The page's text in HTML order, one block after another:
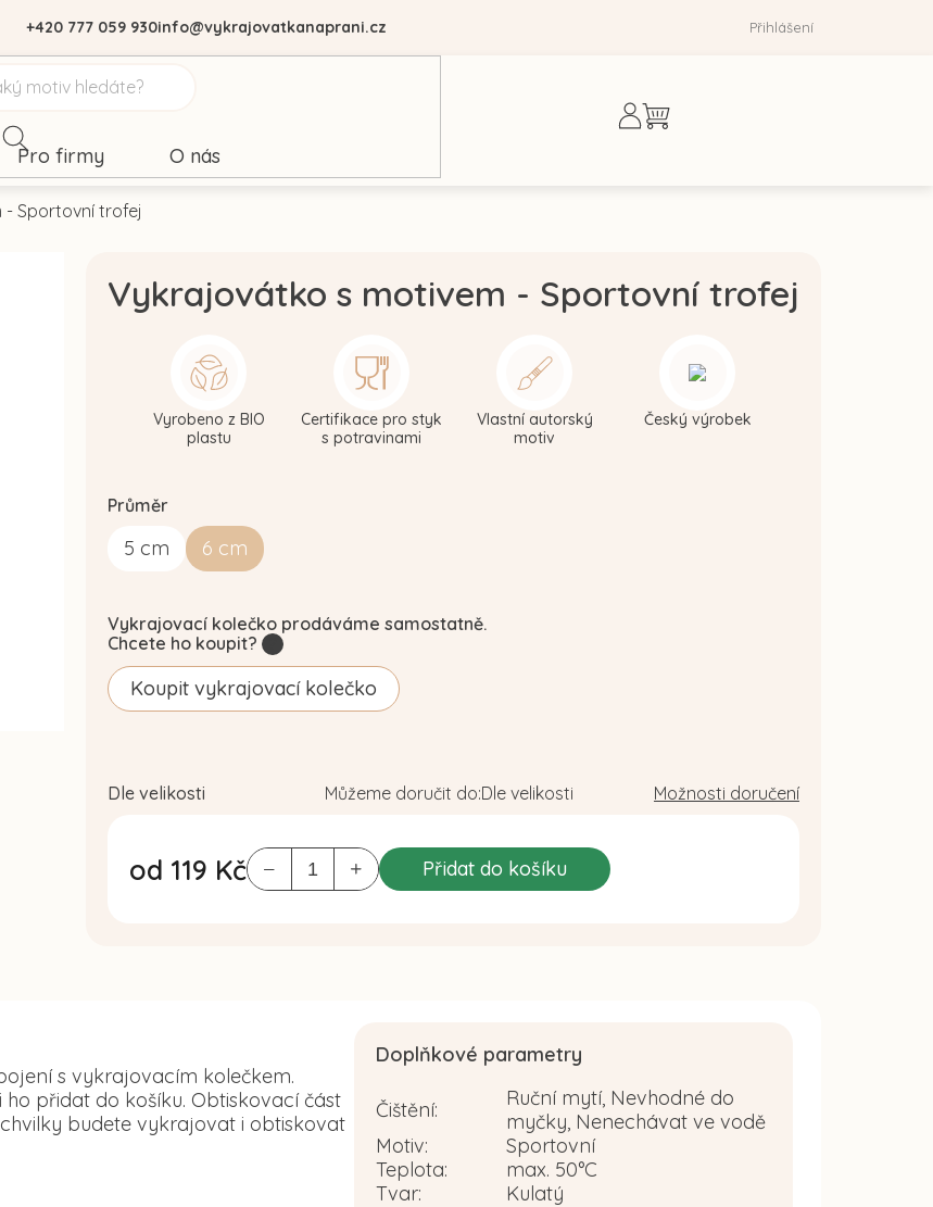
+420 777 059 930info@vykrajovatkanaprani.cz Přihlášení
Nákupní
Pro firmy O nás
Sportovní trofej
Průměr
5 cm 6 cm
Vykrajovátko s motivem - Sportovní trofej
od 119 Kč Přidat do košíku
Vyrobeno z BIO
plastu
Certifikace pro styk
s potravinami
Vlastní autorský
motiv
Český výrobek
Vykrajovací kolečko prodáváme samostatně.
Chcete ho koupit?
Koupit vykrajovací kolečko
Dle velikosti Můžeme doručit do:Dle velikosti Možnosti doručení
s vykrajovacím kolečkem.
přidat do košíku. Obtiskovací část
budete vykrajovat i obtiskovat
Doplňkové parametry
Čištění:
Ruční mytí, Nevhodné do
myčky, Nenechávat ve vodě
Motiv:
Sportovní
Teplota:
max. 50°C
Tvar: Kulatý